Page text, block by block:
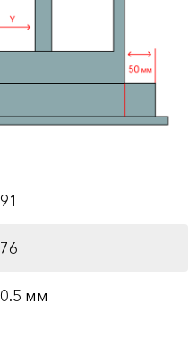
91
76
0.5 мм